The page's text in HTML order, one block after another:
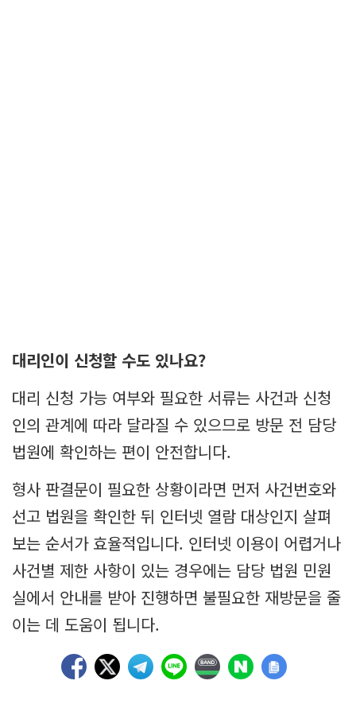
대리인이 신청할 수도 있나요?
대리 신청 가능 여부와 필요한 서류는 사건과 신청
인의 관계에 따라 달라질 수 있으므로 방문 전 담당
법원에 확인하는 편이 안전합니다.
형사 판결문이 필요한 상황이라면 먼저 사건번호와
선고 법원을 확인한 뒤 인터넷 열람 대상인지 살펴
보는 순서가 효율적입니다. 인터넷 이용이 어렵거나
사건별 제한 사항이 있는 경우에는 담당 법원 민원
실에서 안내를 받아 진행하면 불필요한 재방문을 줄
이는 데 도움이 됩니다.